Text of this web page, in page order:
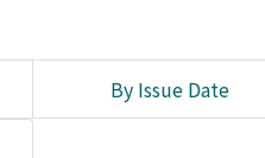
By Issue Date